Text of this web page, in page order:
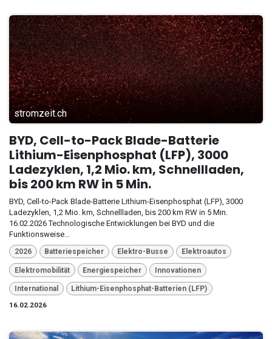
stromzeit.ch
BYD, Cell-to-Pack Blade-Batterie
Lithium-Eisenphosphat (LFP), 3000
Ladezyklen, 1,2 Mio. km, Schnellladen,
bis 200 km RW in 5 Min.
BYD, Cell-to-Pack Blade-Batterie Lithium-Eisenphosphat (LFP), 3000
Ladezyklen, 1,2 Mio. km, Schnellladen, bis 200 km RW in 5 Min.
16.02.2026 Technologische Entwicklungen bei BYD und die
Funktionsweise...
2026 Batteriespeicher Elektro-Busse Elektroautos
Elektromobilität Energiespeicher Innovationen
International
Lithium-Eisenphosphat-Batterien (LFP)
16.02.2026